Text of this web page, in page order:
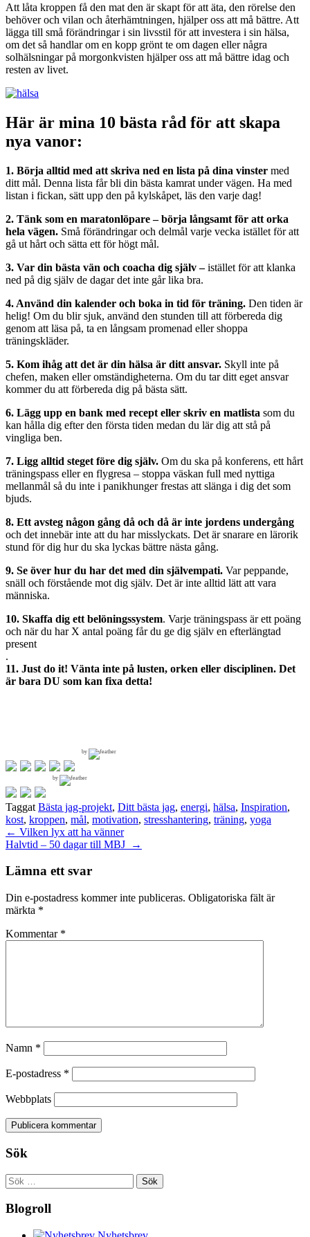
Att låta kroppen få den mat den är skapt för att äta, den rörelse den
behöver och vilan och återhämtningen, hjälper oss att må bättre. Att
lägga till små förändringar i sin livsstil för att investera i sin hälsa,
om det så handlar om en kopp grönt te om dagen eller några
solhälsningar på morgonkvisten hjälper oss att må bättre idag och
resten av livet.
Här är mina 10 bästa råd för att skapa
nya vanor:
1. Börja alltid med att skriva ned en lista på dina vinster med
ditt mål. Denna lista får bli din bästa kamrat under vägen. Ha med
listan i fickan, sätt upp den på kylskåpet, läs den varje dag!
2. Tänk som en maratonlöpare – börja långsamt för att orka
hela vägen. Små förändringar och delmål varje vecka istället för att
gå ut hårt och sätta ett för högt mål.
3. Var din bästa vän och coacha dig själv –istället för att klanka
ned på dig själv de dagar det inte går lika bra.
4. Använd din kalender och boka in tid för träning. Den tiden är
helig! Om du blir sjuk, använd den stunden till att förbereda dig
genom att läsa på, ta en långsam promenad eller shoppa
träningskläder.
5. Kom ihåg att det är din hälsa är ditt ansvar. Skyll inte på
chefen, maken eller omständigheterna. Om du tar ditt eget ansvar
kommer du att förbereda dig på bästa sätt.
6. Lägg upp en bank med recept eller skriv en matlista som du
kan hålla dig efter den första tiden medan du lär dig att stå på
vingliga ben.
7. Ligg alltid steget före dig själv. Om du ska på konferens, ett hårt
träningspass eller en flygresa – stoppa väskan full med nyttiga
mellanmål så du inte i panikhunger frestas att slänga i dig det som
bjuds.
8. Ett avsteg någon gång då och då är inte jordens undergång
och det innebär inte att du har misslyckats. Det är snarare en lärorik
stund för dig hur du ska lyckas bättre nästa gång.
9. Se över hur du har det med din självempati. Var peppande,
snäll och förstående mot dig själv. Det är inte alltid lätt att vara
människa.
10. Skaffa dig ett belöningssystem. Varje träningspass är ett poäng
och när du har X antal poäng får du ge dig själv en efterlängtad
present
.
11. Just do it! Vänta inte på lusten, orken eller disciplinen. Det
är bara DU som kan fixa detta!
by
by
Taggat Bästa jag-projekt, Ditt bästa jag, energi, hälsa, Inspiration,
kost, kroppen, mål, motivation, stresshantering, träning, yoga
Inläggsnavigering
← Vilken lyx att ha vänner
Halvtid – 50 dagar till MBJ
→
Lämna ett svar
Din e-postadress kommer inte publiceras. Obligatoriska fält är
märkta *
Kommentar *
Namn *
E-postadress *
Webbplats
Sök
Sök
efter:
Blogroll